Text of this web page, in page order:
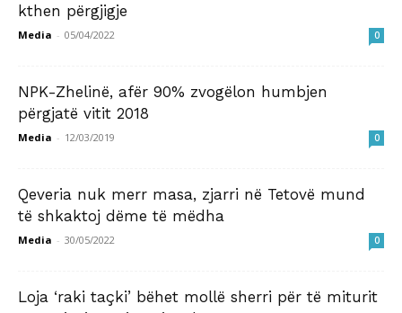
kthen përgjigje
Media - 05/04/2022 0
NPK-Zhelinë, afër 90% zvogëlon humbjen
përgjatë vitit 2018
Media - 12/03/2019 0
Qeveria nuk merr masa, zjarri në Tetovë mund
të shkaktoj dëme të mëdha
Media - 30/05/2022 0
Loja ‘raki taçki’ bëhet mollë sherri për të miturit